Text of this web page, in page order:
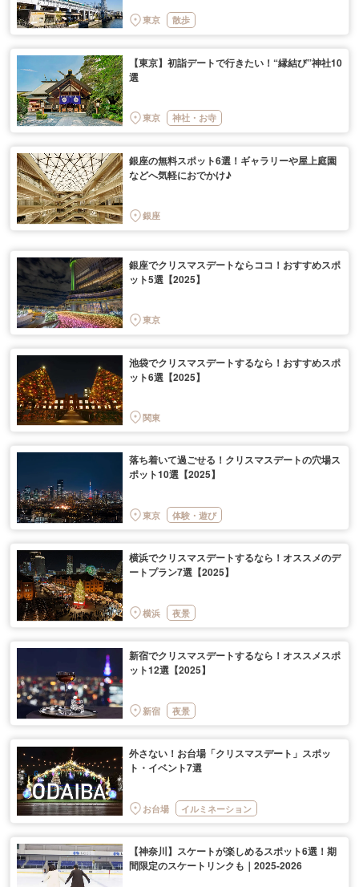
東京 散歩
【東京】初詣デートで行きたい！“縁結び”神社10
選
東京 神社・お寺
銀座の無料スポット6選！ギャラリーや屋上庭園
などへ気軽におでかけ♪
銀座
銀座でクリスマスデートならココ！おすすめスポ
ット5選【2025】
東京
池袋でクリスマスデートするなら！おすすめスポ
ット6選【2025】
関東
落ち着いて過ごせる！クリスマスデートの穴場ス
ポット10選【2025】
東京 体験・遊び
横浜でクリスマスデートするなら！オススメのデ
ートプラン7選【2025】
横浜 夜景
新宿でクリスマスデートするなら！オススメスポ
ット12選【2025】
新宿 夜景
外さない！お台場「クリスマスデート」スポッ
ト・イベント7選
お台場 イルミネーション
【神奈川】スケートが楽しめるスポット6選！期
間限定のスケートリンクも｜2025-2026